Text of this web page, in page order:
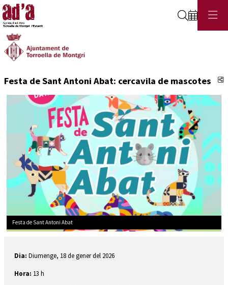
Cerca
Festa de Sant Antoni Abat: cercavila de mascotes
Festa de Sant Antoni Abat
Dia: Diumenge, 18 de gener del 2026
Hora: 13 h